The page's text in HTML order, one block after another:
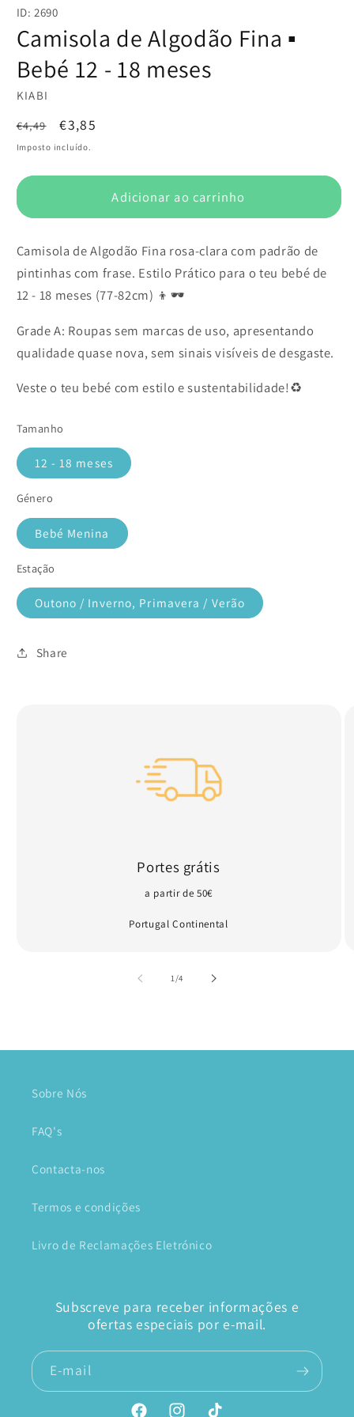
multimédia
em
modal
ID: 2690
Camisola de Algodão Fina ▪️
Bebé 12 - 18 meses
KIABI
Preço
normal
€4,49
Preço
de
€3,85
Imposto incluído.
Adicionar ao carrinho
Camisola de Algodão Fina rosa-clara com padrão de
pintinhas com frase. Estilo Prático para o teu bebé de
12 - 18 meses (77-82cm) 👦🕶️
Grade A: Roupas sem marcas de uso, apresentando
qualidade quase nova, sem sinais visíveis de desgaste.
Veste o teu bebé com estilo e sustentabilidade!♻️
Tamanho
12 - 18 meses
Género
Bebé Menina
Estação
Outono / Inverno, Primavera / Verão
Share
Portes grátis
a partir de 50€
Portugal Continental
1/de
4
Sobre Nós
FAQ's
Contacta-nos
Termos e condições
Livro de Reclamações Eletrónico
Subscreve para receber informações e
ofertas especiais por e-mail.
E-mail